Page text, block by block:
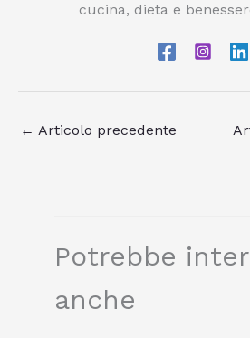
cucina, dieta e
← Articolo precedente
Potrebbe
anche